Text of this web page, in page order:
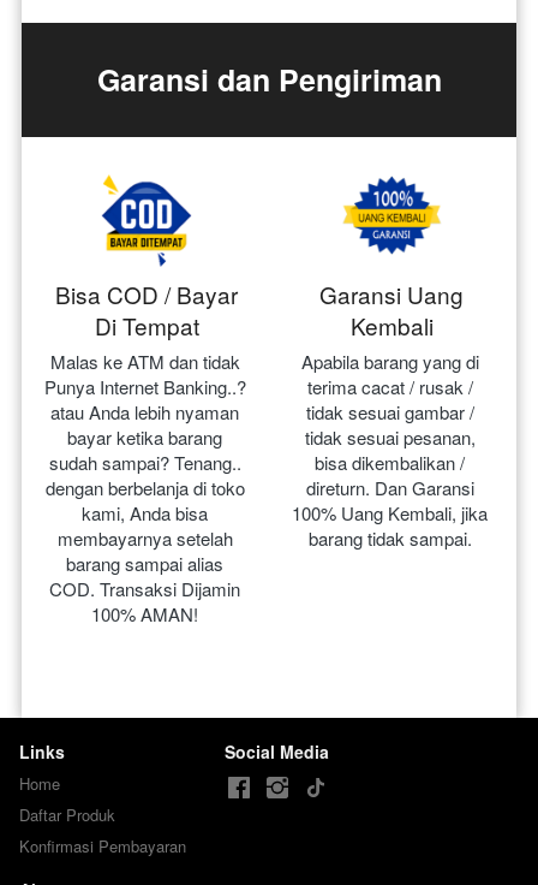
Garansi dan Pengiriman
Bisa COD / Bayar
Di Tempat
Malas ke ATM dan tidak
Punya Internet Banking..?
atau Anda lebih nyaman
bayar ketika barang
sudah sampai? Tenang..
dengan berbelanja di toko
kami, Anda bisa
membayarnya setelah
barang sampai alias
COD. Transaksi Dijamin
100% AMAN!
Garansi Uang
Kembali
Apabila barang yang di
terima cacat / rusak /
tidak sesuai gambar /
tidak sesuai pesanan,
bisa dikembalikan /
direturn. Dan Garansi
100% Uang Kembali, jika
barang tidak sampai.
Links
Home
Daftar Produk
Konfirmasi Pembayaran
Social Media